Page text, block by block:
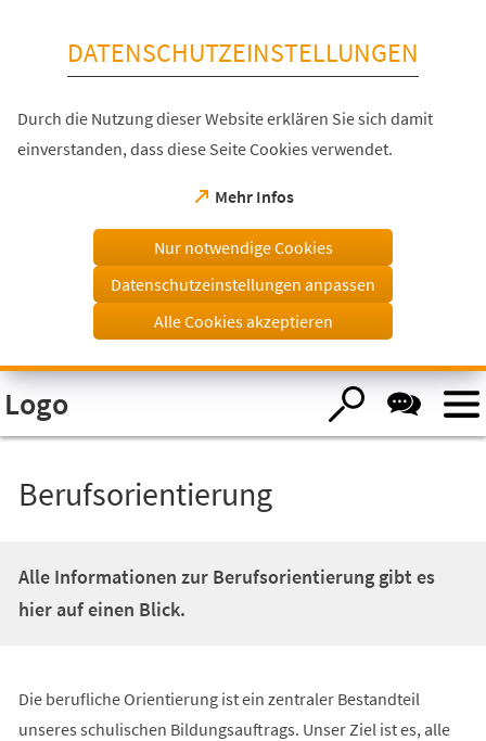
Visuelle
Assistenzsoftware
öffnen.
DATENSCHUTZEINSTELLUNGEN
Durch die Nutzung dieser Website erklären Sie sich damit
einverstanden, dass diese Seite Cookies verwendet.
Mehr Infos
(Öffnet
einem
neuen
Tab)
Nur notwendige Cookies
Datenschutzeinstellungen anpassen
Alle Cookies akzeptieren
Logo
Berufsorientierung
Alle Informationen zur Berufsorientierung gibt es
hier auf einen Blick.
Die berufliche Orientierung ist ein zentraler Bestandteil
unseres schulischen Bildungsauftrags. Unser Ziel ist es, alle